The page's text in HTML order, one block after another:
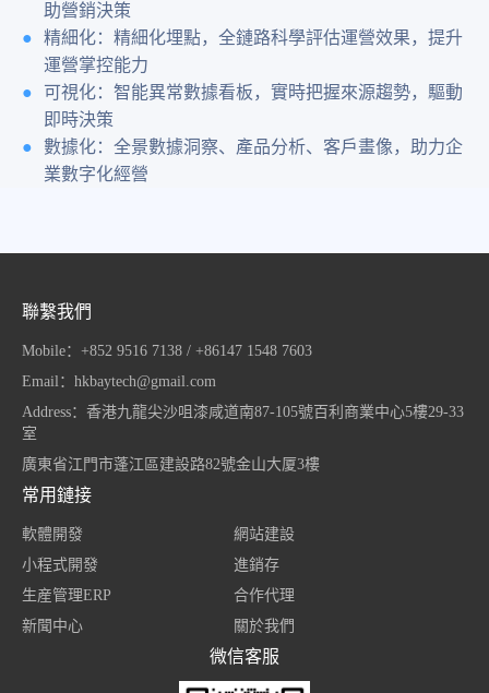
助營銷決策
精細化：精細化埋點，全鏈路科學評估運營效果，提升
運營掌控能力
可視化：智能異常數據看板，實時把握來源趨勢，驅動
即時決策
數據化：全景數據洞察、產品分析、客戶畫像，助力企
業數字化經營
聯繫我們
Mobile：+852 9516 7138 / +86147 1548 7603
Email：hkbaytech@gmail.com
Address：香港九龍尖沙咀漆咸道南87-105號百利商業中心5樓29-33
室
廣東省江門市蓬江區建設路82號金山大厦3樓
常用鏈接
軟體開發
網站建設
小程式開發
進銷存
生産管理ERP
合作代理
新聞中心
關於我們
微信客服